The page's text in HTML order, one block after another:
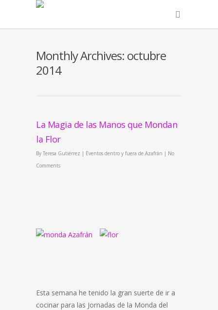
Monthly Archives: octubre
2014
La Magia de las Manos que Mondan
la Flor
By Teresa Gutiérrez | Eventos dentro y fuera de Azafrán | No
Comments
Esta semana he tenido la gran suerte de ir a
cocinar para las Jornadas de la Monda del